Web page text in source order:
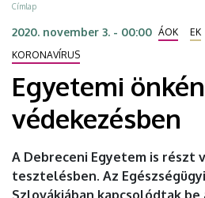
DEBRECENI
EGYETEM
Morzsa
Címlap
2020. november 3. - 00:00 ÁOK EK
KORONAVÍRUS
Egyetemi
védekezésben
A Debreceni Egyetem is részt
tesztelésben. Az
Szlovákiában kapcsolódtak